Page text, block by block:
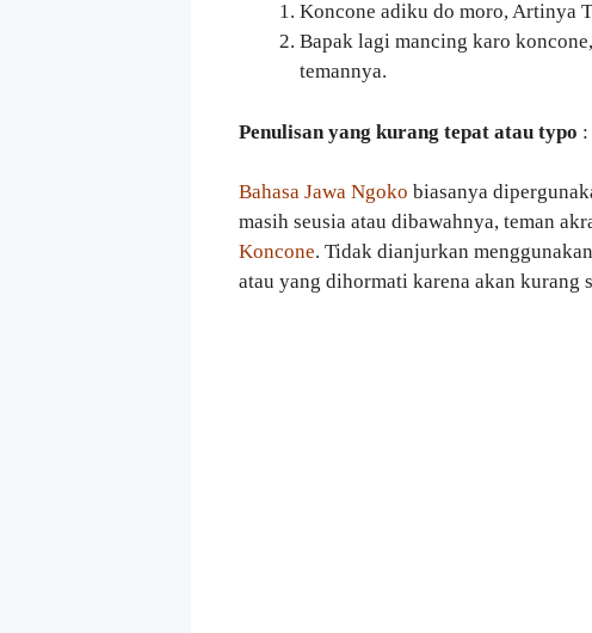
Koncone adiku do moro, Artinya
Bapak lagi mancing karo
temannya.
Penulisan yang kurang tepat atau typo
Bahasa Jawa Ngoko biasanya
masih seusia atau dibawahnya, teman
Koncone. Tidak dianjurkan
atau yang dihormati karena akan kurang